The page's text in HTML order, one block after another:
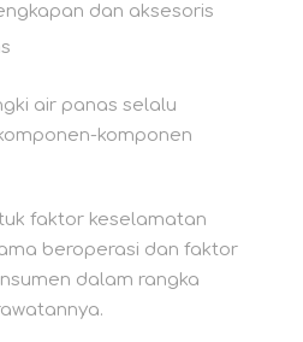
dan aksesoris
air panas selalu
komponen
faktor keselamatan
beroperasi dan faktor
dalam rangka